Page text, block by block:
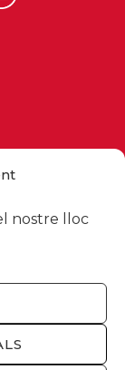
nostre lloc